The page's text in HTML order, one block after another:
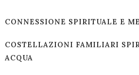
CONNESSIONE SPIRITUALE E
COSTELLAZIONI FAMILIARI
ACQUA